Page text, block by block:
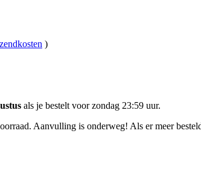
)
als je bestelt voorzondag 23:59 uur.
Aanvulling is onderweg! Als er meer